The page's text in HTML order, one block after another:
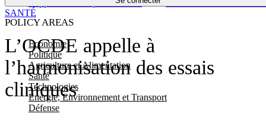
POLICY AREAS
Economie
Politique
Agriculture et Alimentation
Santé
Technologies
Energie, Environnement et Transport
Défense
Économie
L’OCDE appelle à
l’harmonisation des essais
cliniques
SANTÉ